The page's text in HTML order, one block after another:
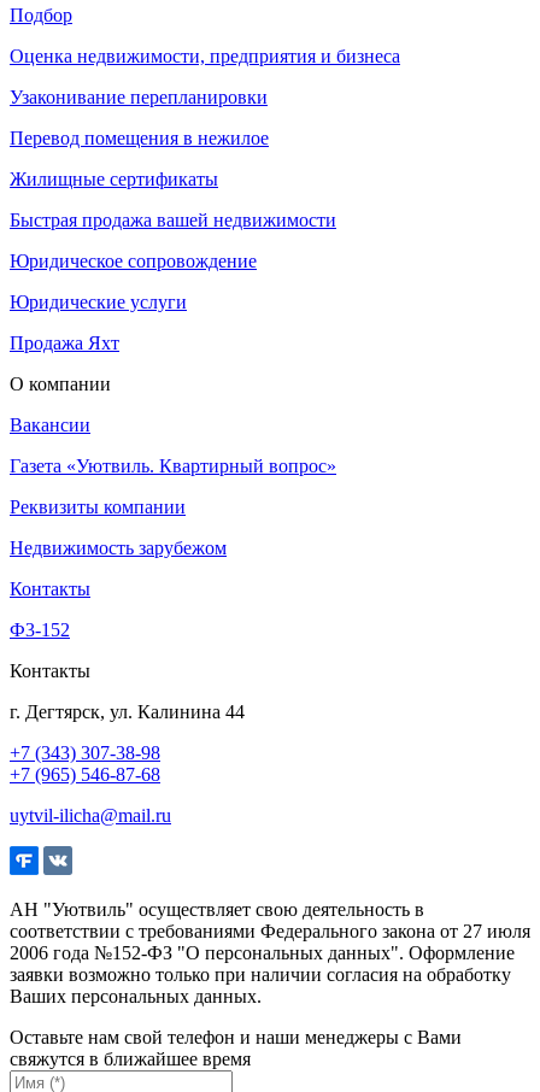
Подбор
Оценка недвижимости, предприятия и бизнеса
Узаконивание перепланировки
Перевод помещения в нежилое
Жилищные сертификаты
Быстрая продажа вашей недвижимости
Юридическое сопровождение
Юридические услуги
Продажа Яхт
О компании
Вакансии
Газета «Уютвиль. Квартирный вопрос»
Реквизиты компании
Недвижимость зарубежом
Контакты
Ф3-152
Контакты
г. Дегтярск, ул. Калинина 44
+7 (343) 307-38-98
+7 (965) 546-87-68
uytvil-ilicha@mail.ru
АН "Уютвиль" осуществляет свою деятельность в
соответствии с требованиями Федерального закона от 27 июля
2006 года №152-ФЗ "О персональных данных". Оформление
заявки возможно только при наличии согласия на обработку
Ваших персональных данных.
Оставьте нам свой телефон и наши менеджеры с Вами
свяжутся в ближайшее время